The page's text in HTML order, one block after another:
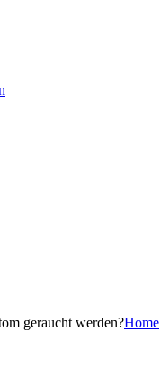
geraucht werden?Home